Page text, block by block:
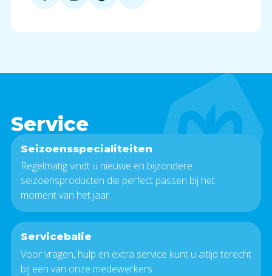
Service
Seizoensspecialiteiten
Regelmatig vindt u nieuwe en bijzondere
seizoensproducten die perfect passen bij het
moment van het jaar.
Servicebalie
Voor vragen, hulp en extra service kunt u altijd terecht
bij een van onze medewerkers.